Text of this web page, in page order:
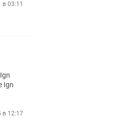
03:11
Ign
в 12:17